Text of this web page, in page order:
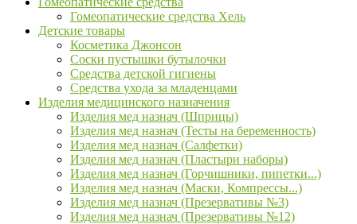
Гомеопатические средства Хель
Детские товары
Косметика Джонсон
Соски пустышки бутылочки
Средства детской гигиены
Средства ухода за младенцами
Изделия медицинского назначения
Изделия мед назнач (Шприцы)
Изделия мед назнач (Тесты на беременность)
Изделия мед назнач (Салфетки)
Изделия мед назнач (Пластыри наборы)
Изделия мед назнач (Горчишники, пипетки...)
Изделия мед назнач (Маски, Компрессы...)
Изделия мед назнач (Презервативы №3)
Изделия мед назнач (Презервативы №12)